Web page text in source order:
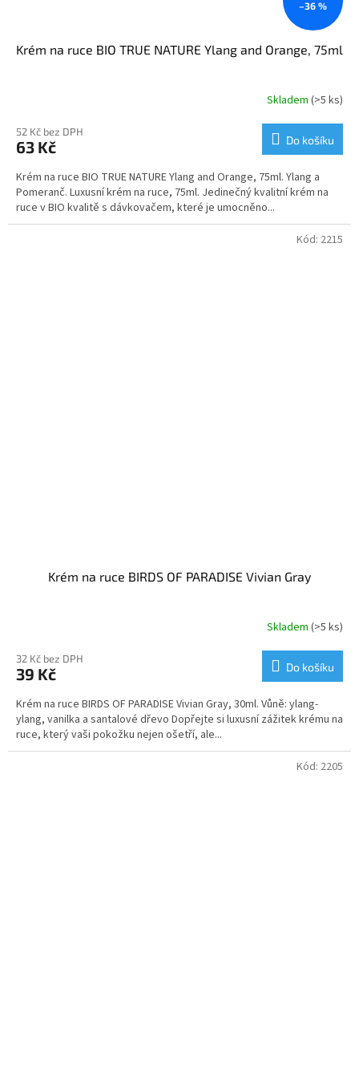
–36 %
Krém na ruce BIO TRUE NATURE Ylang and Orange, 75ml
Skladem (>5 ks)
52 Kč bez DPH
63 Kč Do košíku
Krém na ruce BIO TRUE NATURE Ylang and Orange, 75ml. Ylang a
Pomeranč. Luxusní krém na ruce, 75ml. Jedinečný kvalitní krém na
ruce v BIO kvalitě s dávkovačem, které je umocněno...
Krém na ruce BIRDS OF PARADISE Vivian Gray
Skladem (>5 ks)
32 Kč bez DPH
39 Kč Do košíku
Krém na ruce BIRDS OF PARADISE Vivian Gray, 30ml. Vůně: ylang-
ylang, vanilka a santalové dřevo Dopřejte si luxusní zážitek krému na
ruce, který vaši pokožku nejen ošetří, ale...
Kód: 2215
Kód: 2205